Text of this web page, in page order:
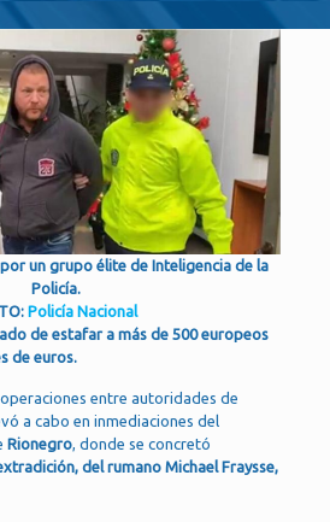
un grupo élite de Inteligencia de la
Policía.
Policía Nacional
de estafar a más de 500 europeos
de euros.
entre autoridades de
a cabo en inmediaciones del
Rionegro, donde se concretó
del rumano Michael Fraysse,